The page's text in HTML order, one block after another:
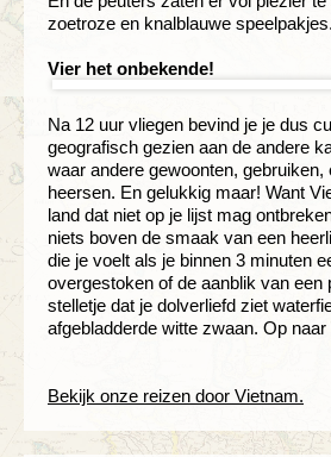
zoetroze en knalblauwe speelpakjes.
Vier het onbekende!
Na 12 uur vliegen bevind je je dus
geografisch gezien aan de andere
waar andere gewoonten,
heersen. En gelukkig maar! Want
land dat niet op je lijst mag
niets boven de smaak van een
die je voelt als je binnen 3 minuten
overgestoken of de aanblik van een
stelletje dat je dolverliefd ziet
afgebladderde witte zwaan. Op naar
Bekijk onze reizen door Vietnam.